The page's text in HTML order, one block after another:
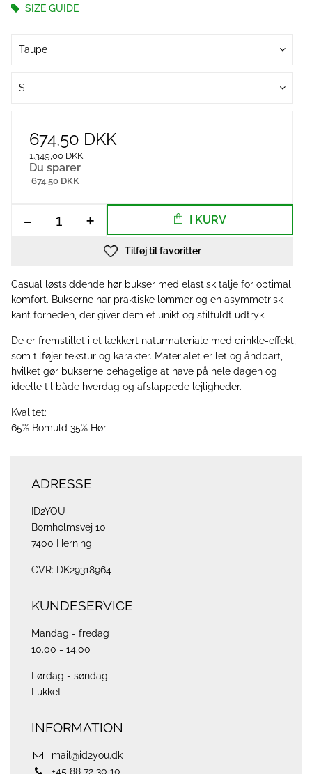
SIZE GUIDE
Taupe
S
674,50 DKK
1.349,00 DKK
Du sparer
674,50 DKK
- + I KURV
Tilføj til favoritter
Casual løstsiddende hør bukser med elastisk talje for optimal
komfort. Bukserne har praktiske lommer og en asymmetrisk
kant forneden, der giver dem et unikt og stilfuldt udtryk.
De er fremstillet i et lækkert naturmateriale med crinkle-effekt,
som tilføjer tekstur og karakter. Materialet er let og åndbart,
hvilket gør bukserne behagelige at have på hele dagen og
ideelle til både hverdag og afslappede lejligheder.
Kvalitet:
65% Bomuld 35% Hør
ADRESSE
ID2YOU
Bornholmsvej 10
7400 Herning
CVR: DK29318964
KUNDESERVICE
Mandag - fredag
10.00 - 14.00
Lørdag - søndag
Lukket
INFORMATION
mail@id2you.dk
+45 88 72 30 10